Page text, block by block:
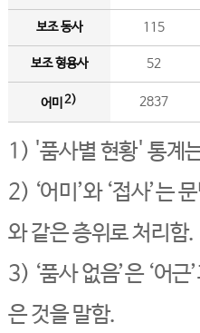
보조 동사 115
보조 형용사 52
어미 2) 2837
1) '품사별 현황' 통계
2) ‘어미’와 ‘접사’는
와 같은 층위로 처리함.
3) ‘품사 없음’은 ‘어
은 것을 말함.